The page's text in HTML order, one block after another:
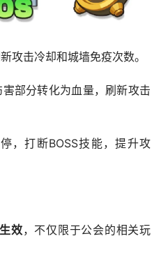
攻击冷却和城墙免疫次数。
害部分转化为血量，刷新攻击
，打断BOSS技能，提升攻
效，不仅限于公会的相关玩